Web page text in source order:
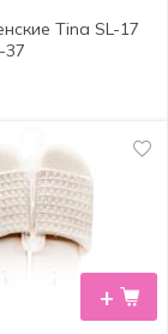
Tina SL-17
37
+